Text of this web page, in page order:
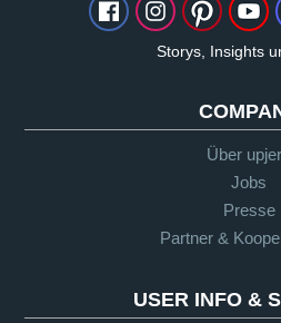
Storys, Insights
Über
Jobs
Presse
Partner &
USER INFO &